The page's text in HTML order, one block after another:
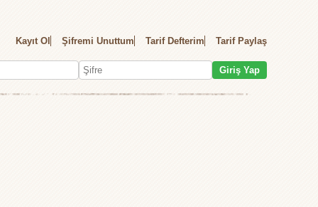
Kayıt Ol Şifremi Unuttum Tarif Defterim Tarif Paylaş
Giriş Yap